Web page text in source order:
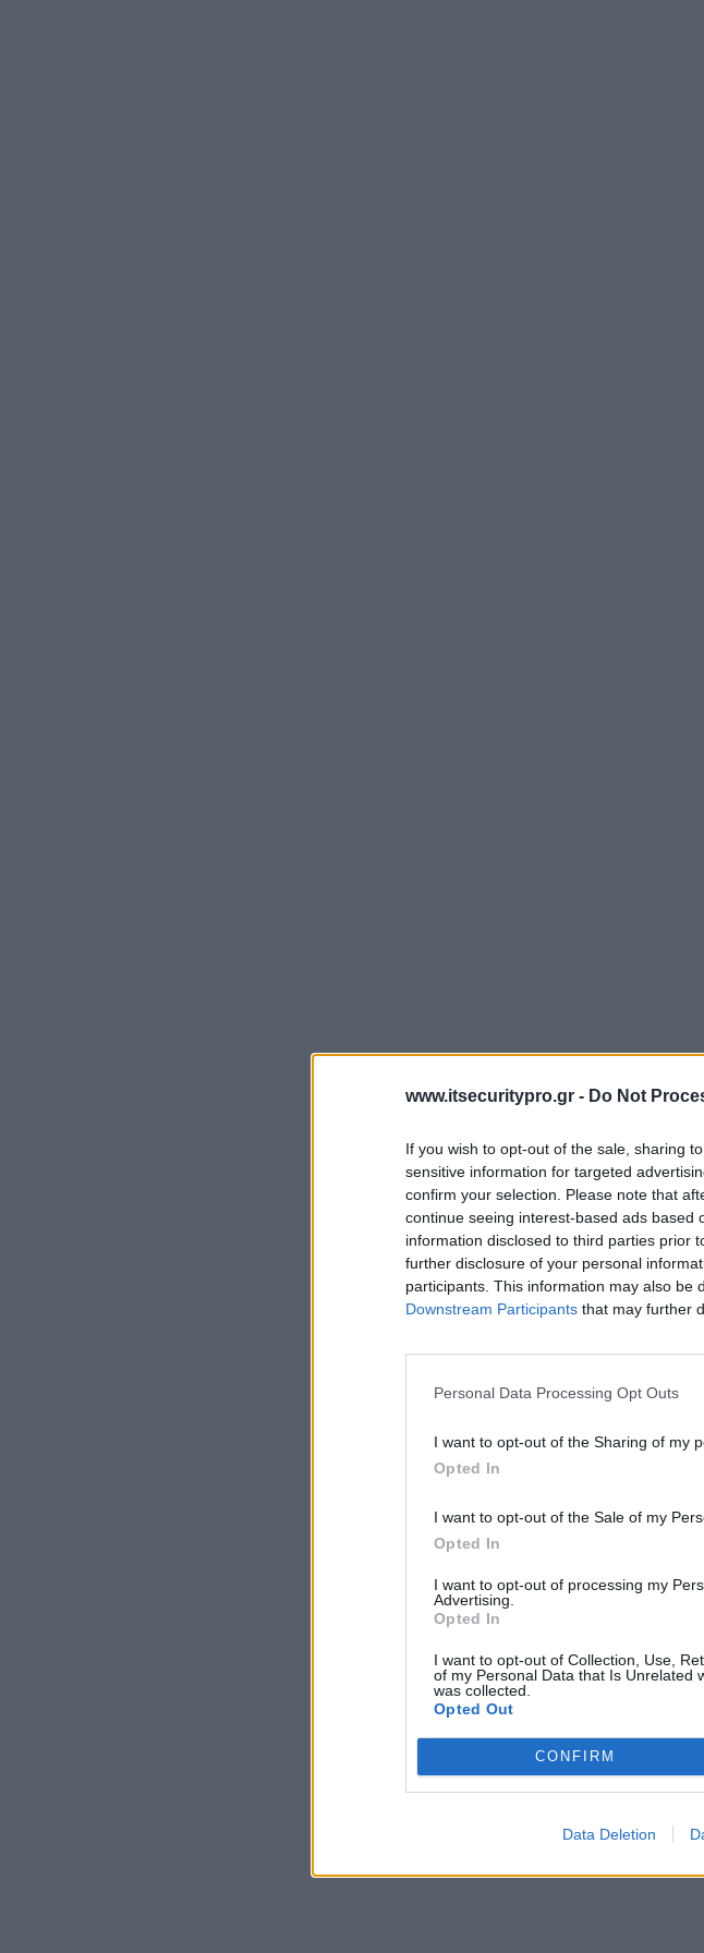
www.itsecuritypro.gr - Do Not
If you wish to opt-out of the sale, sharing
sensitive information for targeted
confirm your selection. Please note that
continue seeing interest-based ads based
information disclosed to third parties prior
further disclosure of your personal
participants. This information may also be
Downstream Participants that may further
Personal Data Processing Opt Outs
I want to opt-out of the Sharing of my
Opted In
I want to opt-out of the Sale of my
Opted In
I want to opt-out of processing my
Advertising.
Opted In
I want to opt-out of Collection, Use,
of my Personal Data that Is Unrelated
was collected.
Opted Out
CONFIRM
Data Deletion